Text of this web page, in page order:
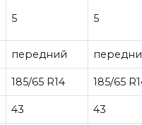
5 5
передний
185/65 R14 185/65
43 43